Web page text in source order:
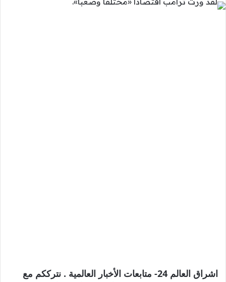
اشراق العالم 24- متابعات الأخبار العالمية . نترككم مع